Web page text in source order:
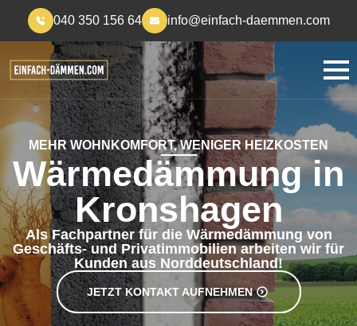
040 350 156 64 info@einfach-daemmen.com
MEHR WOHNKOMFORT, WENIGER HEIZKOSTEN
Wärmedämmung in
Kronshagen
Als Fachpartner für die Wärmedämmung von
Geschäfts- und Privatimmobilien arbeiten wir für
Kunden aus Norddeutschland!
JETZT KONTAKT AUFNEHMEN